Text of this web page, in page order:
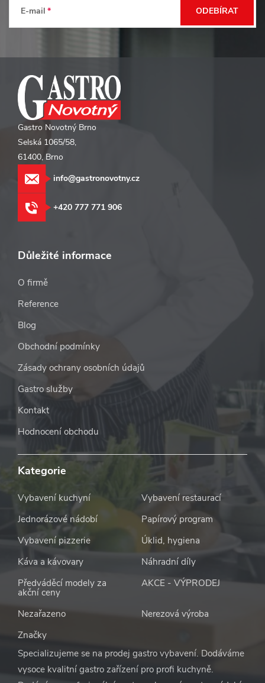
E-mail ODEBÍRAT
Gastro Novotný Brno
Selská 1065/58,
61400, Brno
info@gastronovotny.cz
+420 777 771 906
Důležité informace
O firmě
Reference
Blog
Obchodní podmínky
Zásady ochrany osobních údajů
Gastro služby
Kontakt
Hodnocení obchodu
Kategorie
Vybavení kuchyní
Vybavení restaurací
Jednorázové nádobí
Papírový program
Vybavení pizzerie
Úklid, hygiena
Káva a kávovary
Náhradní díly
Předváděcí modely za
akční ceny
AKCE - VÝPRODEJ
Nezařazeno
Nerezová výroba
Značky
Specializujeme se na prodej gastro vybavení. Dodáváme
vysoce kvalitní gastro zařízení pro profi kuchyně.